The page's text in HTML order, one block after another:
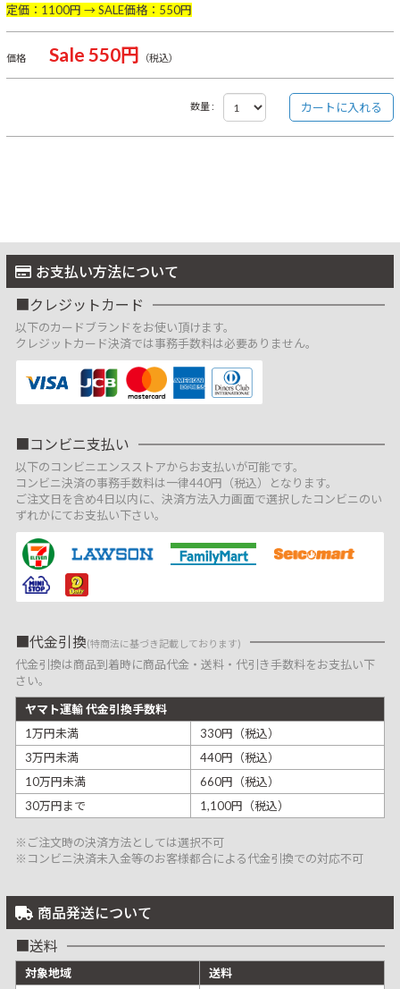
定価：1100円 → SALE価格：550円
価格 Sale 550円 （税込）
数量 :
お支払い方法について
クレジットカード
以下のカードブランドをお使い頂けます。
クレジットカード決済では事務手数料は必要ありません。
コンビニ支払い
以下のコンビニエンスストアからお支払いが可能です。
コンビニ決済の事務手数料は一律440円（税込）となります。
ご注文日を含め4日以内に、決済方法入力画面で選択したコンビニのい
ずれかにてお支払い下さい。
代金引換(特商法に基づき記載しております)
代金引換は商品到着時に商品代金・送料・代引き手数料をお支払い下
さい。
ヤマト運輸 代金引換手数料
1万円未満
330円（税込）
3万円未満
440円（税込）
10万円未満
660円（税込）
30万円まで
1,100円（税込）
※ご注文時の決済方法としては選択不可
※コンビニ決済未入金等のお客様都合による代金引換での対応不可
商品発送について
送料
対象地域
送料